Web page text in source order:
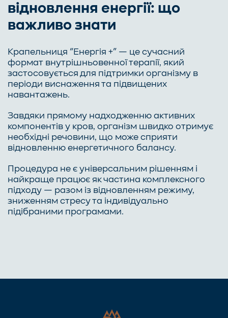
відновлення енергії: що
важливо знати
Крапельниця “Енергія +” — це сучасний
формат внутрішньовенної терапії, який
застосовується для підтримки організму в
періоди виснаження та підвищених
навантажень.
Завдяки прямому надходженню активних
компонентів у кров, організм швидко отримує
необхідні речовини, що може сприяти
відновленню енергетичного балансу.
Процедура не є універсальним рішенням і
найкраще працює як частина комплексного
підходу — разом із відновленням режиму,
зниженням стресу та індивідуально
підібраними програмами.